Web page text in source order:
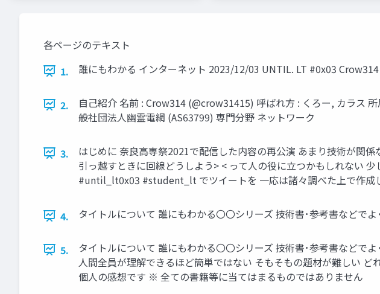
各ページのテキスト
1.
誰にもわかる インターネット 2023/12/03 UNTIL. LT #0x03 Crow314
2.
自己紹介 名前 : Crow314 (@crow31415) 呼ばれ方 : くろー, カラス
般社団法人幽霊電網 (AS63799) 専門分野 ネットワーク
3.
はじめに 奈良高専祭2021で配信した内容の再公演 あまり技術が関
引っ越すときに回線どうしよう> < って人の役に立つかもしれない
#until_lt0x03 #student_lt でツイートを 一応は諸々調べた上で作成
4. タイトルについて 誰にもわかる〇〇シリーズ 技術書･参考書など
5.
タイトルについて 誰にもわかる〇〇シリーズ 技術書･参考書などで
人間全員が理解できるほど簡単ではない そもそもの題材が難しい
個人の感想です ※ 全ての書籍等に当てはまるものではありません